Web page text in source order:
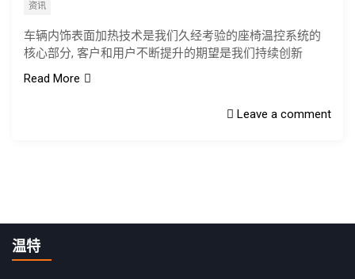
资讯
车辆内饰表面加热技术是我们久经考验的座椅温控系统的
核心部分, 客户和用户不断提升的期望是我们持续创新
Read More
Leave a comment
温特